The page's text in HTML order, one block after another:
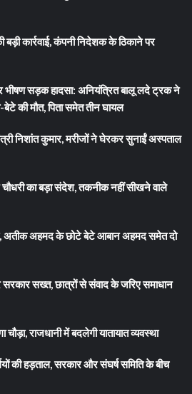
बड़ी कार्रवाई, कंपनी निदेशक के ठिकाने पर
भीषण सड़क हादसा: अनियंत्रित बालू लदे ट्रक ने
बेटे की मौत, पिता समेत तीन घायल
निशांत कुमार, मरीजों ने घेरकर सुनाईं अस्पताल
का बड़ा संदेश, तकनीक नहीं सीखने वाले
अतीक अहमद के छोटे बेटे आबान अहमद समेत दो
सख्त, छात्रों से संवाद के जरिए समाधान
चौड़ा, राजधानी में बदलेगी यातायात व्यवस्था
की हड़ताल, सरकार और संघर्ष समिति के बीच